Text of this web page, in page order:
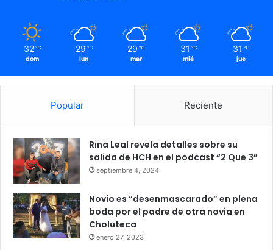
32 ℃
dom
29 ℃
lun
29 ℃
mar
31 ℃
mié
31 ℃
jue
Popular Reciente
Rina Leal revela detalles sobre su
salida de HCH en el podcast “2 Que 3”
septiembre 4, 2024
Novio es “desenmascarado” en plena
boda por el padre de otra novia en
Choluteca
enero 27, 2023